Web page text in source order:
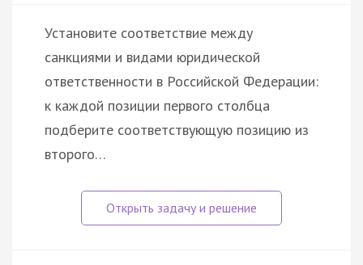
Установите соответствие между
санкциями и видами юридической
ответственности в Российской Федерации:
к каждой позиции первого столбца
подберите соответствующую позицию из
второго…